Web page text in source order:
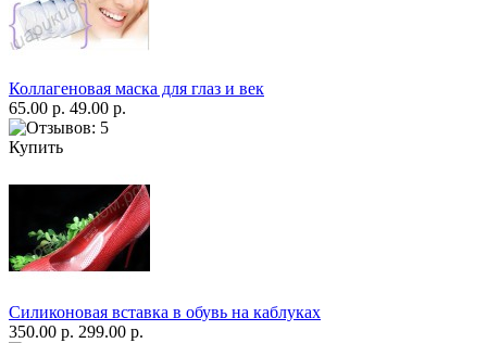
Коллагеновая маска для глаз и век
65.00 р. 49.00 р.
Купить
Силиконовая вставка в обувь на каблуках
350.00 р. 299.00 р.